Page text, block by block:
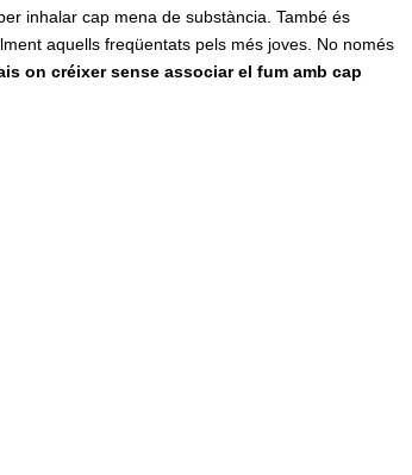
inhalar cap mena de substància. També és
aquells freqüentats pels més joves. No només
on créixer sense associar el fum amb cap